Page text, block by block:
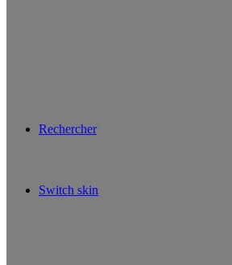
Rechercher
Switch skin